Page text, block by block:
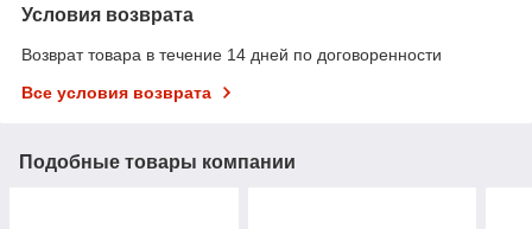
Условия возврата
Возврат товара в течение 14 дней по договоренности
Все условия возврата
Подобные товары компании